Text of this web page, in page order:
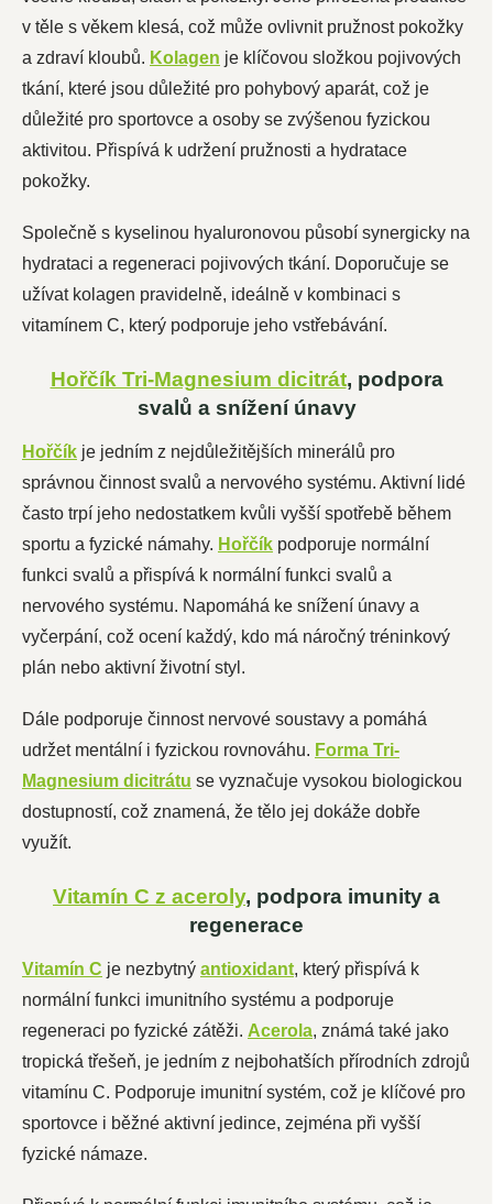
v těle s věkem klesá, což může ovlivnit pružnost pokožky
a zdraví kloubů. Kolagen je klíčovou složkou pojivových
tkání, které jsou důležité pro pohybový aparát, což je
důležité pro sportovce a osoby se zvýšenou fyzickou
aktivitou. Přispívá k udržení pružnosti a hydratace
pokožky.
Společně s kyselinou hyaluronovou působí synergicky na
hydrataci a regeneraci pojivových tkání. Doporučuje se
užívat kolagen pravidelně, ideálně v kombinaci s
vitamínem C, který podporuje jeho vstřebávání.
Hořčík Tri-Magnesium dicitrát, podpora
svalů a snížení únavy
Hořčík je jedním z nejdůležitějších minerálů pro
správnou činnost svalů a nervového systému. Aktivní lidé
často trpí jeho nedostatkem kvůli vyšší spotřebě během
sportu a fyzické námahy. Hořčík podporuje normální
funkci svalů a přispívá k normální funkci svalů a
nervového systému. Napomáhá ke snížení únavy a
vyčerpání, což ocení každý, kdo má náročný tréninkový
plán nebo aktivní životní styl.
Dále podporuje činnost nervové soustavy a pomáhá
udržet mentální i fyzickou rovnováhu. Forma Tri-
Magnesium dicitrátu se vyznačuje vysokou biologickou
dostupností, což znamená, že tělo jej dokáže dobře
využít.
Vitamín C z aceroly, podpora imunity a
regenerace
Vitamín C je nezbytný antioxidant, který přispívá k
normální funkci imunitního systému a podporuje
regeneraci po fyzické zátěži. Acerola, známá také jako
tropická třešeň, je jedním z nejbohatších přírodních zdrojů
vitamínu C. Podporuje imunitní systém, což je klíčové pro
sportovce i běžné aktivní jedince, zejména při vyšší
fyzické námaze.